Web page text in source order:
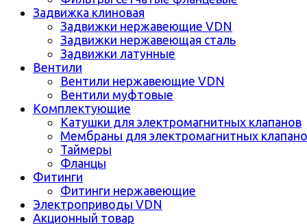
Задвижка клиновая
Задвижки нержавеющие VDN
Задвижки нержавеющая сталь
Задвижки латунные
Вентили
Вентили нержавеющие VDN
Вентили муфтовые
Комплектующие
Катушки для электромагнитных клапанов
Мембраны для электромагнитных
Таймеры
Фланцы
Фитинги
Фитинги нержавеющие
Электроприводы VDN
Акционный товар